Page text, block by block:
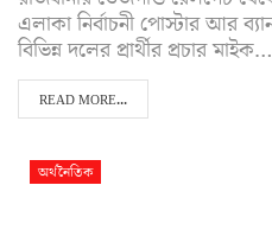
এলাকা নির্বাচনী পোস্টার আর
বিভিন্ন দলের প্রার্থীর প্রচার মাইক…
READ MORE...
অর্থনৈতিক